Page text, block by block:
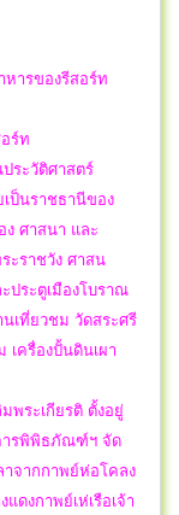
หารของรีสอร์ท
ร์ท
ระวัติศาสตร์
เป็นราชธานีของ
ง ศาสนา และ
ะราชวัง ศาสน
ประตูเมืองโบราณ
เที่ยวชม วัดสระศรี
ครื่องปั้นดินเผา
ระเกียรติ ตั้งอยู่
ารพิพิธภัณฑ์ฯ จัด
จากกาพย์ห่อโคลง
ดงกาพย์เห่เรือเจ้า